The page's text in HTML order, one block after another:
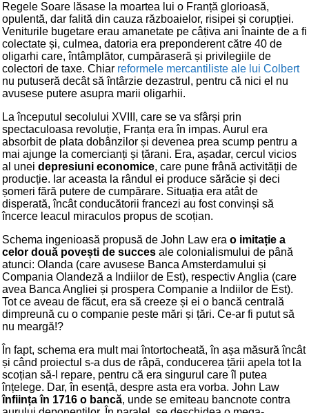
Regele Soare lăsase la moartea lui o Franță glorioasă,
opulentă, dar falită din cauza războaielor, risipei și corupției.
Veniturile bugetare erau amanetate pe câțiva ani înainte de a fi
colectate și, culmea, datoria era preponderent către 40 de
oligarhi care, întâmplător, cumpăraseră și privilegiile de
colectori de taxe. Chiar reformele mercantiliste ale lui Colbert
nu putuseră decât să întârzie dezastrul, pentru că nici el nu
avusese putere asupra marii oligarhii.
La începutul secolului XVIII, care se va sfârși prin
spectaculoasa revoluție, Franța era în impas. Aurul era
absorbit de plata dobânzilor și devenea prea scump pentru a
mai ajunge la comercianți și țărani. Era, așadar, cercul vicios
al unei depresiuni economice, care pune frână activității de
producție. Iar aceasta la rândul ei produce sărăcie și deci
șomeri fără putere de cumpărare. Situația era atât de
disperată, încât conducătorii francezi au fost convinși să
încerce leacul miraculos propus de scoțian.
Schema ingenioasă propusă de John Law era o imitație a
celor două povești de succes ale colonialismului de până
atunci: Olanda (care avusese Banca Amsterdamului și
Compania Olandeză a Indiilor de Est), respectiv Anglia (care
avea Banca Angliei și prospera Companie a Indiilor de Est).
Tot ce aveau de făcut, era să creeze și ei o bancă centrală
dimpreună cu o companie peste mări și țări. Ce-ar fi putut să
nu meargă!?
În fapt, schema era mult mai întortocheată, în așa măsură încât
și când proiectul s-a dus de râpă, conducerea țării apela tot la
scoțian să-l repare, pentru că era singurul care îl putea
înțelege. Dar, în esență, despre asta era vorba. John Law
înființa în 1716 o bancă, unde se emiteau bancnote contra